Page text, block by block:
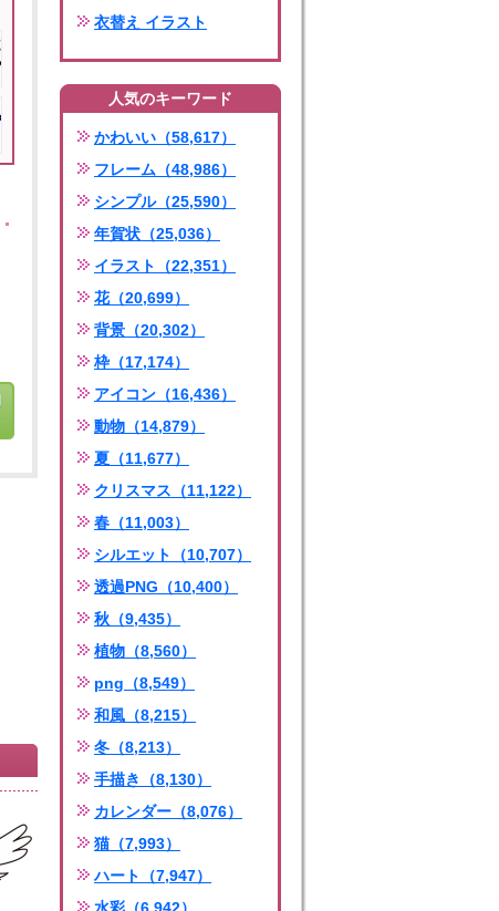
衣替え イラスト
人気のキーワード
かわいい（58,617）
フレーム（48,986）
シンプル（25,590）
年賀状（25,036）
イラスト（22,351）
花（20,699）
背景（20,302）
枠（17,174）
アイコン（16,436）
動物（14,879）
夏（11,677）
クリスマス（11,122）
春（11,003）
シルエット（10,707）
透過PNG（10,400）
秋（9,435）
植物（8,560）
png（8,549）
和風（8,215）
冬（8,213）
手描き（8,130）
カレンダー（8,076）
猫（7,993）
ハート（7,947）